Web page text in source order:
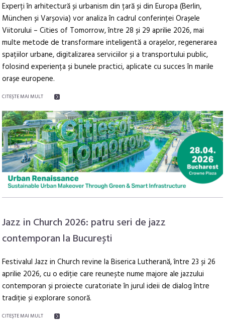
Experți în arhitectură și urbanism din țară și din Europa (Berlin,
München și Varșovia) vor analiza în cadrul conferinței Orașele
Viitorului – Cities of Tomorrow, între 28 și 29 aprilie 2026, mai
multe metode de transformare inteligentă a orașelor, regenerarea
spațiilor urbane, digitalizarea serviciilor și a transportului public,
folosind experiența și bunele practici, aplicate cu succes în marile
orașe europene.
CITEŞTE MAI MULT
Jazz in Church 2026: patru seri de jazz
contemporan la București
Festivalul Jazz in Church revine la Biserica Lutherană, între 23 și 26
aprilie 2026, cu o ediție care reunește nume majore ale jazzului
contemporan și proiecte curatoriate în jurul ideii de dialog între
tradiție și explorare sonoră.
CITEŞTE MAI MULT